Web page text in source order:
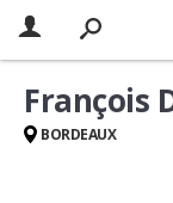
François
BORDEAUX